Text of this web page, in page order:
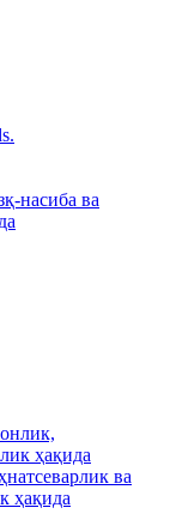
насиба ва
ҳақида
ва
ҳақида